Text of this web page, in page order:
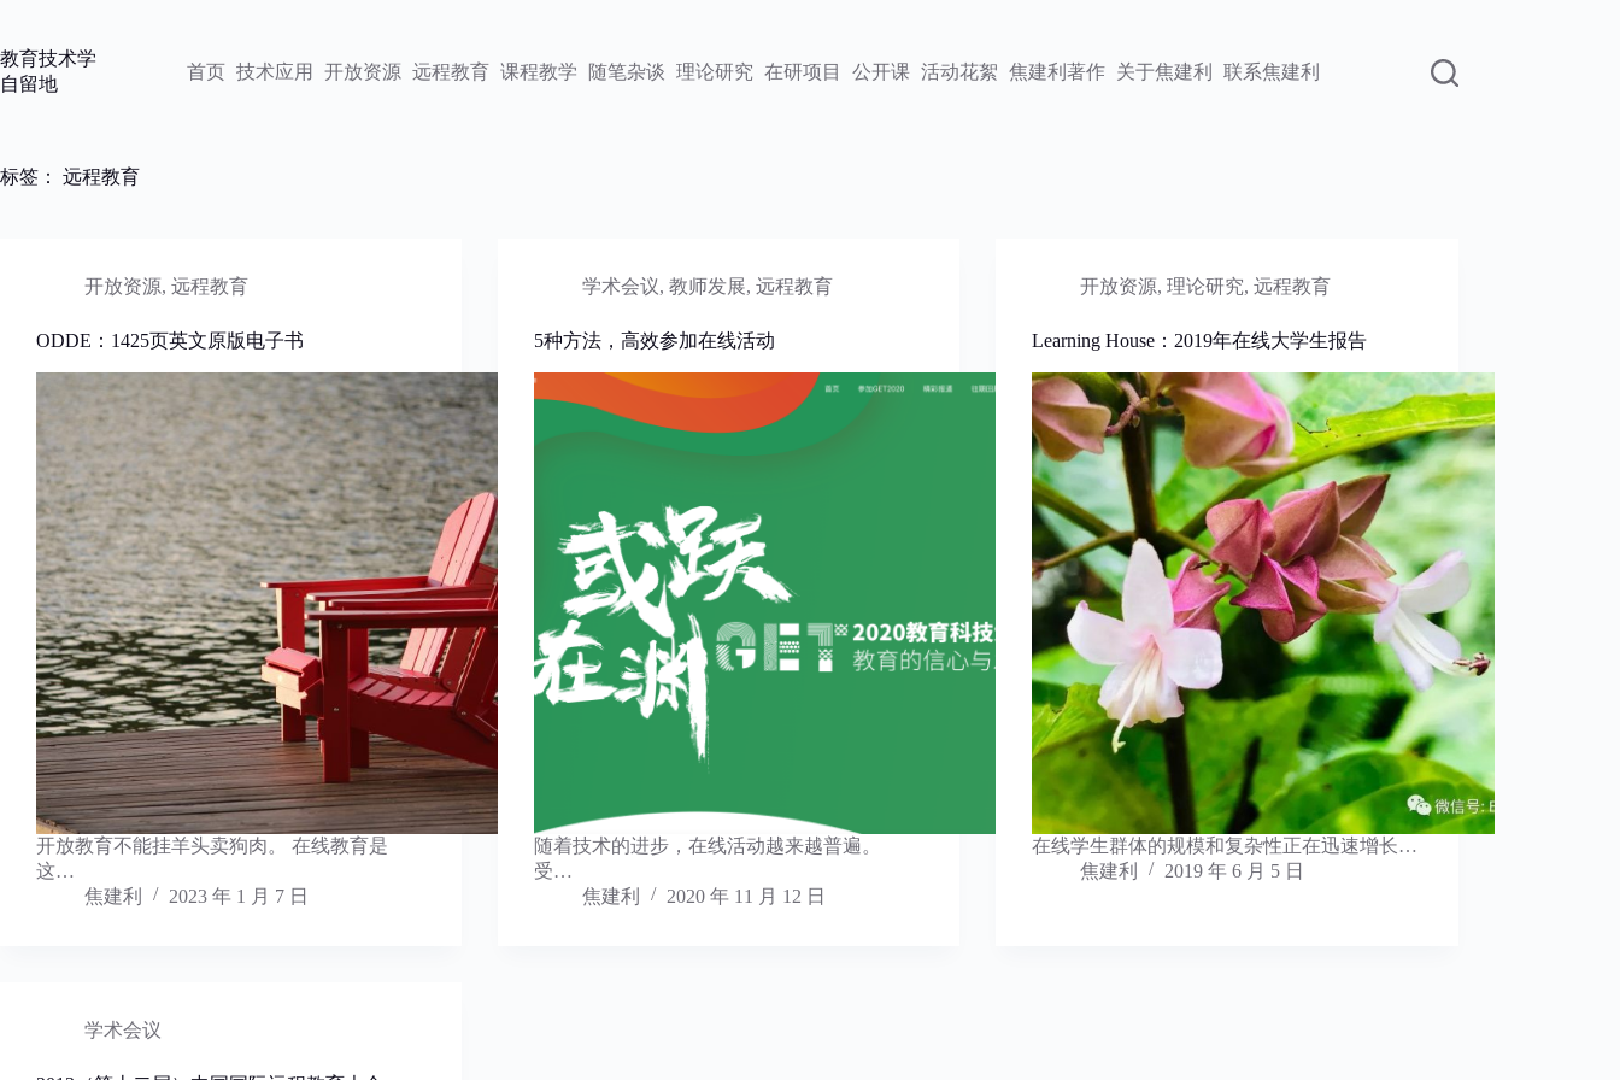
内
容
教育技术学
自留地
首页 技术应用 开放资源 远程教育 课程教学 随笔杂谈 理论研究 在研项目 公开课 活动花絮 焦建利著作 关于焦建利 联系焦建利
标签： 远程教育
开放资源, 远程教育
ODDE：1425页英文原版电子书
开放教育不能挂羊头卖狗肉。 在线教育是
这…
焦建利
2023 年 1 月 7 日
学术会议,教师发展,远程教育
5种方法，高效参加在线活动
随着技术的进步，在线活动越来越普遍。
受…
焦建利
2020 年 11 月 12 日
开放资源,理论研究,远程教育
Learning House：2019年在线大学生报告
在线学生群体的规模和复杂性正在迅速增长…
焦建利
2019 年 6 月 5 日
学术会议